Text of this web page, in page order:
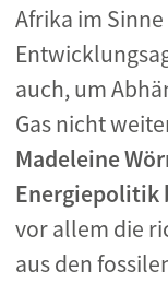
Afrika im
auch, um
Gas nicht
Madeleine
Energiepolitik
vor allem die
aus den